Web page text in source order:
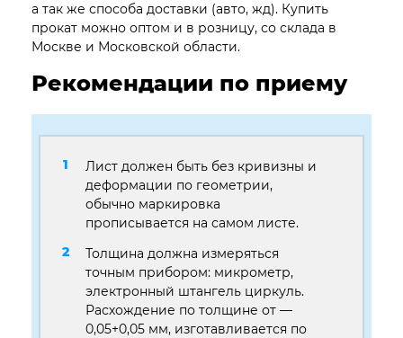
а так же способа доставки (авто, жд). Купить
прокат можно оптом и в розницу, со склада в
Москве и Московской области.
Рекомендации по приему
Лист должен быть без кривизны и
деформации по геометрии,
обычно маркировка
прописывается на самом листе.
Толщина должна измеряться
точным прибором: микрометр,
электронный штангель циркуль.
Расхождение по толщине от —
0,05+0,05 мм, изготавливается по